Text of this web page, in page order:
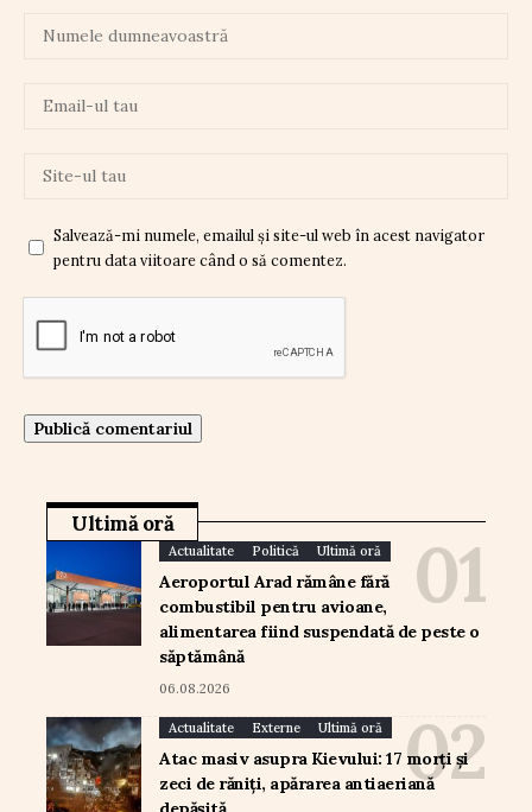
Salvează-mi numele, emailul și site-ul web în acest navigator
pentru data viitoare când o să comentez.
Ultimă oră
Actualitate Politică Ultimă oră
Aeroportul Arad rămâne fără
combustibil pentru avioane,
alimentarea fiind suspendată de peste o
săptămână
06.08.2026
Actualitate Externe Ultimă oră
Atac masiv asupra Kievului: 17 morți și
zeci de răniți, apărarea antiaeriană